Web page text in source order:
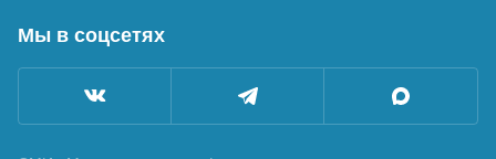
Мы в соцсетях